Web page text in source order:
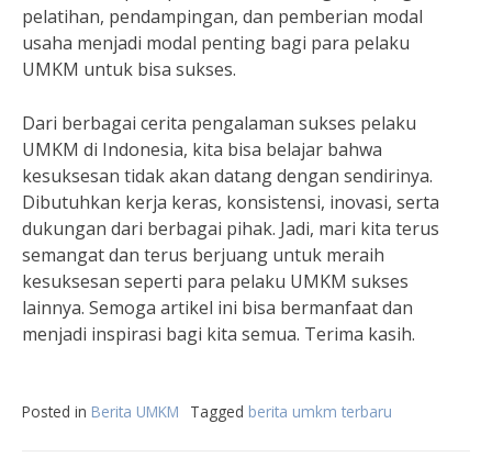
pelatihan, pendampingan, dan pemberian modal
usaha menjadi modal penting bagi para pelaku
UMKM untuk bisa sukses.
Dari berbagai cerita pengalaman sukses pelaku
UMKM di Indonesia, kita bisa belajar bahwa
kesuksesan tidak akan datang dengan sendirinya.
Dibutuhkan kerja keras, konsistensi, inovasi, serta
dukungan dari berbagai pihak. Jadi, mari kita terus
semangat dan terus berjuang untuk meraih
kesuksesan seperti para pelaku UMKM sukses
lainnya. Semoga artikel ini bisa bermanfaat dan
menjadi inspirasi bagi kita semua. Terima kasih.
Posted in Berita UMKM Tagged berita umkm terbaru